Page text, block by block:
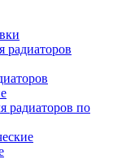
радиаторов
радиаторов по